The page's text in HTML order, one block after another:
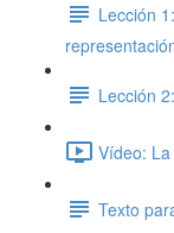
Lección
Lección
Vídeo:
Texto